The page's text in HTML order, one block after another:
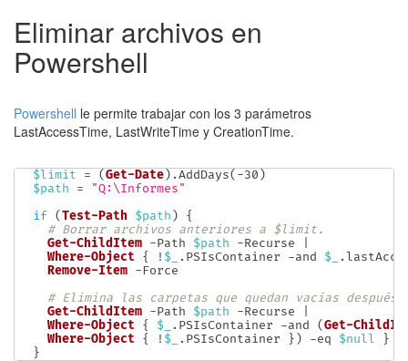
Eliminar archivos en
Powershell
Powershell le permite trabajar con los 3 parámetros
LastAccessTime, LastWriteTime y CreationTime.
$limit = (Get-Date) .AddDays( -30 )
$path =
"Q:\Informes"
if (Test-Path $path )
{
# Borrar archivos anteriores a $limit.
Get-ChildItem -Path $path -Recurse
Where-Object { ! $_ . PSIsContainer -and $_ .
Remove-Item -Force
# Elimina las carpetas que quedan vacías
Get-ChildItem -Path $path -Recurse
Where-Object { $_ . PSIsContainer -and (Get-
Where-Object { ! $_ . PSIsContainer } ) -eq $null }
}